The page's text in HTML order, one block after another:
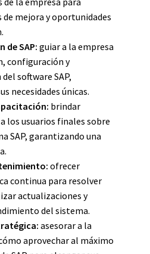
mejora y oportunidades
de SAP: guiar a la empresa
configuración y
software SAP,
necesidades únicas.
brindar
los usuarios finales sobre
SAP, garantizando una
ofrecer
continua para resolver
actualizaciones y
del sistema.
asesorar a la
aprovechar al máximo